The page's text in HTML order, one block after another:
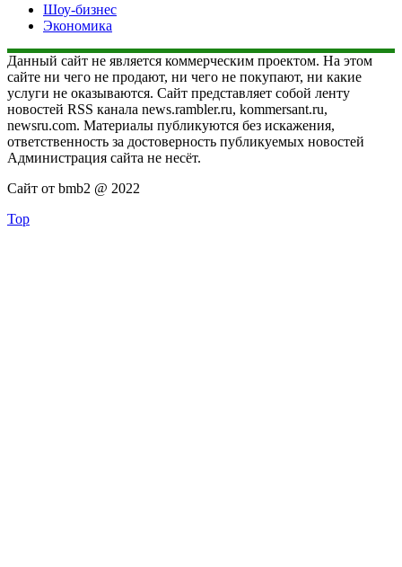
Шоу-бизнес
Экономика
Данный сайт не является коммерческим проектом. На этом
сайте ни чего не продают, ни чего не покупают, ни какие
услуги не оказываются. Сайт представляет собой ленту
новостей RSS канала news.rambler.ru, kommersant.ru,
newsru.com. Материалы публикуются без искажения,
ответственность за достоверность публикуемых новостей
Администрация сайта не несёт.
Сайт от bmb2 @ 2022
Top